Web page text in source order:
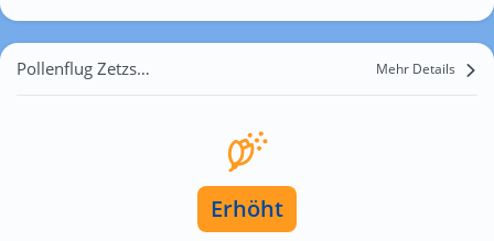
Pollenflug Zetzscha Mehr Details
Erhöht